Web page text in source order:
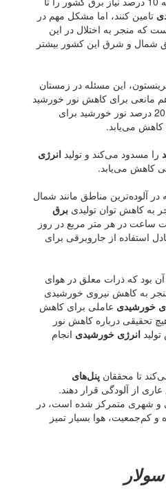
تامین کنند، اما مشکل مهم در
که منجر به اختلال در این
شمال و شرق این کشور بیشتر
این مسئله در زمستان
مانعی برای کاهش نور خورشید
هستند. در این مناطق، حدود 20 درصد نور خورشید برای
کاهش می‌یابد.
را مسدود می‌کند و تولید انرژی
کاهش می‌یابد.
در آلوده‌ترین مناطق مانند شمال
به کاهش توان تولیدی برق
ساعت در هر متر مربع در روز
استفاده از جاروبرقی برای
آن بود که ذرات معلق در هوای
به کاهش نیروی خورشیدی
خورشیدی عاملی برای کاهش
تحقیقی درباره کاهش نور
انرژی خورشیدی انجام
تا محققان پنل‌های
از آلودگی قرار دهند.
و شهری متمرکز شده است، در
و کم‌جمعیت، هوا بسیار تمیز